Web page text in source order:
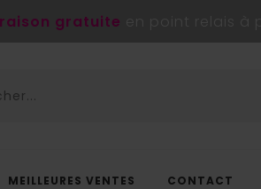
gratuite
MEILLEURES VENTES CONTACT